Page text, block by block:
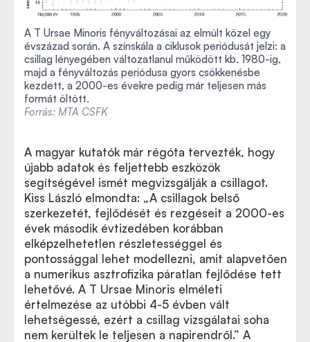
A T Ursae Minoris fényváltozásai az elmúlt közel egy
évszázad során. A színskála a ciklusok periódusát jelzi: a
csillag lényegében változatlanul működött kb. 1980-ig,
majd a fényváltozás periódusa gyors csökkenésbe
kezdett, a 2000-es évekre pedig már teljesen más
formát öltött.
Forrás: MTA CSFK
A magyar kutatók már régóta tervezték, hogy
újabb adatok és feljettebb eszközök
segítségével ismét megvizsgálják a csillagot.
Kiss László elmondta: „A csillagok belső
szerkezetét, fejlődését és rezgéseit a 2000-es
évek második évtizedében korábban
elképzelhetetlen részletességgel és
pontossággal lehet modellezni, amit alapvetően
a numerikus asztrofizika páratlan fejlődése tett
lehetővé. A T Ursae Minoris elméleti
értelmezése az utóbbi 4-5 évben vált
lehetségessé, ezért a csillag vizsgálatai soha
nem kerültek le teljesen a napirendről.” A